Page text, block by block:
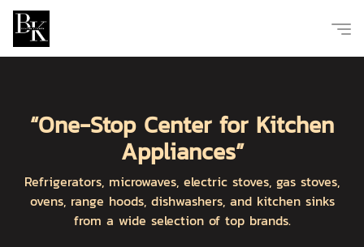
“One-Stop Center for Kitchen
Appliances”
Refrigerators, microwaves, electric stoves, gas stoves,
ovens, range hoods, dishwashers, and kitchen sinks
from a wide selection of top brands.